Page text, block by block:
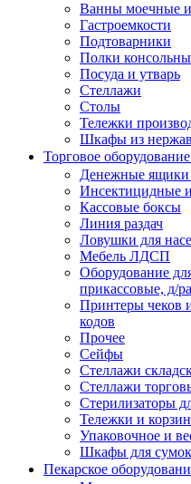
Ванны моечные
Гастроемкости
Подтоварники
Полки
Посуда и утварь
Стеллажи
Столы
Тележки
Шкафы из
Торговое
Денежные ящики
Инсектицидные
Кассовые боксы
Линия раздач
Ловушки для
Мебель ЛДСП
Оборудование
прикассовые, д/
Принтеры чеков
кодов
Прочее
Сейфы
Стеллажи
Стеллажи
Стерилизаторы
Тележки и
Упаковочное и
Шкафы для
Пекарское